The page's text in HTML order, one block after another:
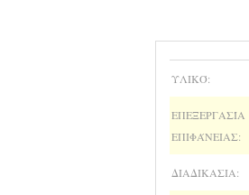
ΥΛΙΚΌ:
ΕΠΕΞΕΡΓΑΣΊΑ
ΕΠΙΦΆΝΕΙΑΣ:
ΔΙΑΔΙΚΑΣΙΑ: